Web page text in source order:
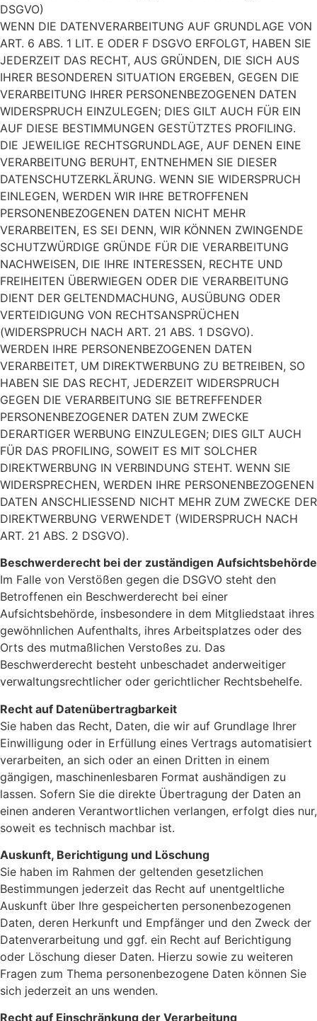
DSGVO)
WENN DIE DATENVERARBEITUNG AUF GRUNDLAGE VON
ART. 6 ABS. 1 LIT. E ODER F DSGVO ERFOLGT, HABEN SIE
JEDERZEIT DAS RECHT, AUS GRÜNDEN, DIE SICH AUS
IHRER BESONDEREN SITUATION ERGEBEN, GEGEN DIE
VERARBEITUNG IHRER PERSONENBEZOGENEN DATEN
WIDERSPRUCH EINZULEGEN; DIES GILT AUCH FÜR EIN
AUF DIESE BESTIMMUNGEN GESTÜTZTES PROFILING.
DIE JEWEILIGE RECHTSGRUNDLAGE, AUF DENEN EINE
VERARBEITUNG BERUHT, ENTNEHMEN SIE DIESER
DATENSCHUTZERKLÄRUNG. WENN SIE WIDERSPRUCH
EINLEGEN, WERDEN WIR IHRE BETROFFENEN
PERSONENBEZOGENEN DATEN NICHT MEHR
VERARBEITEN, ES SEI DENN, WIR KÖNNEN ZWINGENDE
SCHUTZWÜRDIGE GRÜNDE FÜR DIE VERARBEITUNG
NACHWEISEN, DIE IHRE INTERESSEN, RECHTE UND
FREIHEITEN ÜBERWIEGEN ODER DIE VERARBEITUNG
DIENT DER GELTENDMACHUNG, AUSÜBUNG ODER
VERTEIDIGUNG VON RECHTSANSPRÜCHEN
(WIDERSPRUCH NACH ART. 21 ABS. 1 DSGVO).
WERDEN IHRE PERSONENBEZOGENEN DATEN
VERARBEITET, UM DIREKTWERBUNG ZU BETREIBEN, SO
HABEN SIE DAS RECHT, JEDERZEIT WIDERSPRUCH
GEGEN DIE VERARBEITUNG SIE BETREFFENDER
PERSONENBEZOGENER DATEN ZUM ZWECKE
DERARTIGER WERBUNG EINZULEGEN; DIES GILT AUCH
FÜR DAS PROFILING, SOWEIT ES MIT SOLCHER
DIREKTWERBUNG IN VERBINDUNG STEHT. WENN SIE
WIDERSPRECHEN, WERDEN IHRE PERSONENBEZOGENEN
DATEN ANSCHLIESSEND NICHT MEHR ZUM ZWECKE DER
DIREKTWERBUNG VERWENDET (WIDERSPRUCH NACH
ART. 21 ABS. 2 DSGVO).
Beschwerderecht bei der zuständigen Aufsichtsbehörde
Im Falle von Verstößen gegen die DSGVO steht den
Betroffenen ein Beschwerderecht bei einer
Aufsichtsbehörde, insbesondere in dem Mitgliedstaat ihres
gewöhnlichen Aufenthalts, ihres Arbeitsplatzes oder des
Orts des mutmaßlichen Verstoßes zu. Das
Beschwerderecht besteht unbeschadet anderweitiger
verwaltungsrechtlicher oder gerichtlicher Rechtsbehelfe.
Recht auf Datenübertragbarkeit
Sie haben das Recht, Daten, die wir auf Grundlage Ihrer
Einwilligung oder in Erfüllung eines Vertrags automatisiert
verarbeiten, an sich oder an einen Dritten in einem
gängigen, maschinenlesbaren Format aushändigen zu
lassen. Sofern Sie die direkte Übertragung der Daten an
einen anderen Verantwortlichen verlangen, erfolgt dies nur,
soweit es technisch machbar ist.
Auskunft, Berichtigung und Löschung
Sie haben im Rahmen der geltenden gesetzlichen
Bestimmungen jederzeit das Recht auf unentgeltliche
Auskunft über Ihre gespeicherten personenbezogenen
Daten, deren Herkunft und Empfänger und den Zweck der
Datenverarbeitung und ggf. ein Recht auf Berichtigung
oder Löschung dieser Daten. Hierzu sowie zu weiteren
Fragen zum Thema personenbezogene Daten können Sie
sich jederzeit an uns wenden.
Recht auf Einschränkung der Verarbeitung